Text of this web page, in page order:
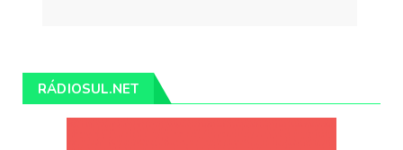
RÁDIOSUL.NET